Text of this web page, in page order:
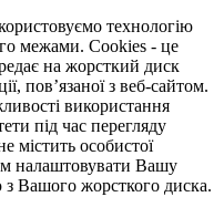
технологію
межами. Cookies - це
на жорсткий диск
пов’язаної з веб-сайтом.
використання
під час перегляду
містить особистої
налаштовувати Вашу
з Вашого жорсткого диска.